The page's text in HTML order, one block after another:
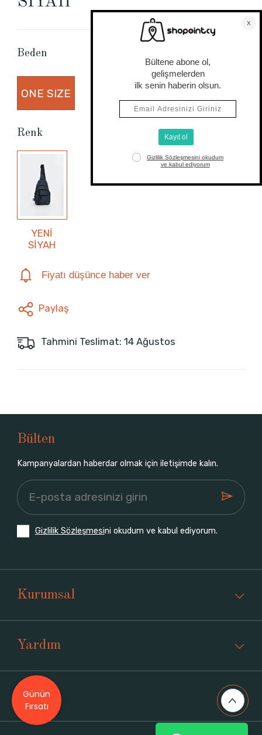
Beden
ONE SIZE
Renk
YENİ
SİYAH
Fiyatı düşünce haber ver
Paylaş
Tahmini Teslimat: 14 Ağustos
Bülten
Kampanyalardan haberdar olmak için iletişimde kalın.
Gizlilik Sözleşmesini okudum ve kabul ediyorum.
Kurumsal
Yardım
Üyelik
Günün
Fırsatı